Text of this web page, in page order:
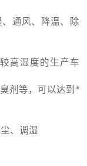
通风、降温、除
高湿度的生产车
剂等，可以达到*
、调湿